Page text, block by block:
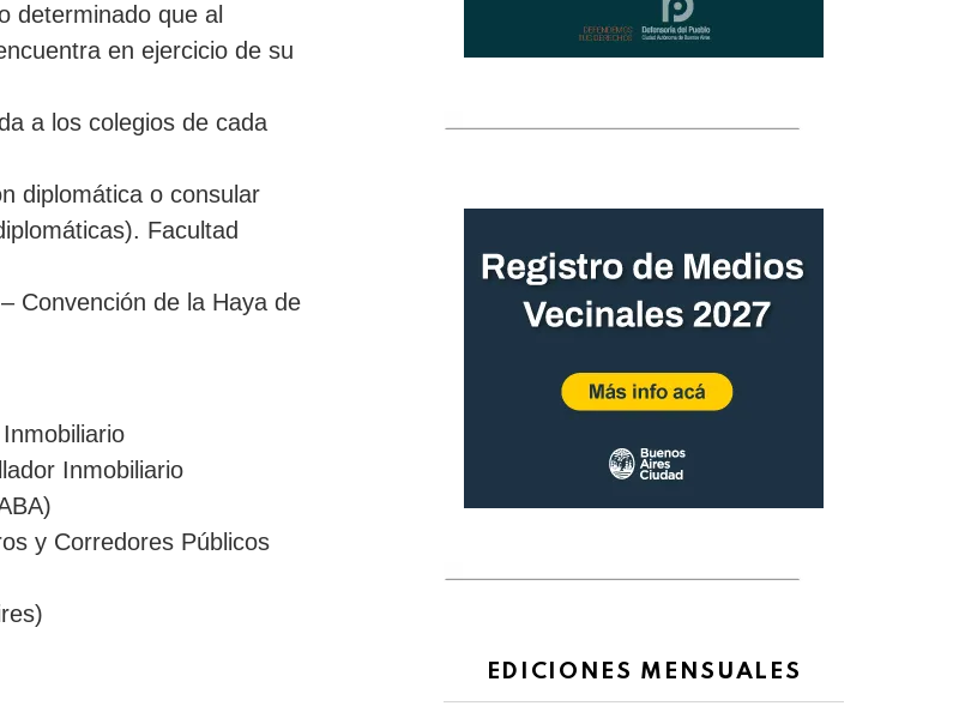
determinado que al
en ejercicio de su
a los colegios de cada
diplomática o consular
Facultad
Convención de la Haya de
Inmobiliario
y Corredores Públicos
EDICIONES MENSUALES